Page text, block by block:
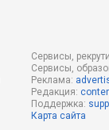
Сервисы,
Сервисы,
Реклама:
Редакция:
Поддержка:
Карта сайта